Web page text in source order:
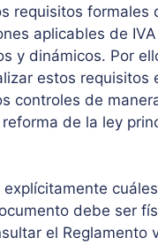
requisitos formales
aplicables de IVA
y dinámicos. Por
estos requisitos
controles de
de la ley
debe ser
el Reglamento